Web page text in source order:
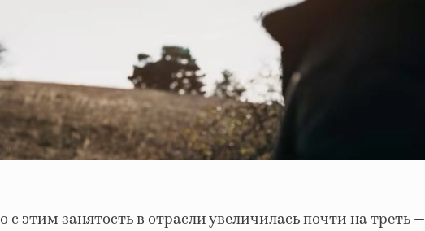
с этим занятость в отрасли увеличилась почти на треть —